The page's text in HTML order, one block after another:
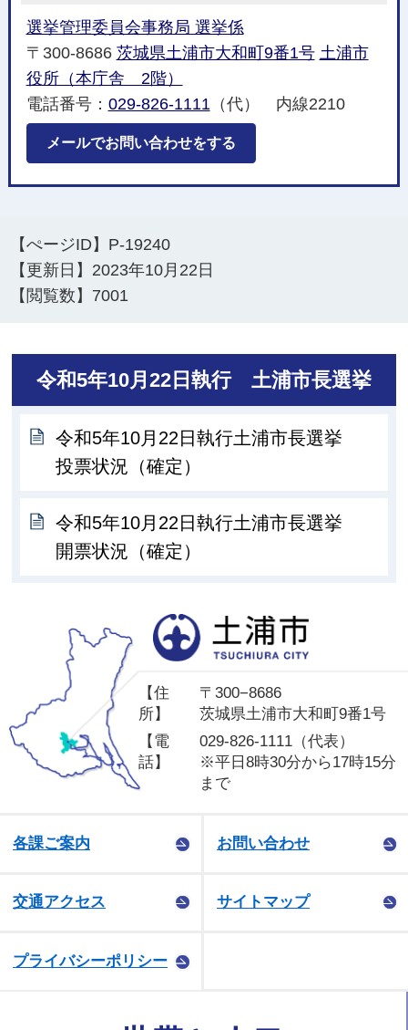
選挙管理委員会事務局 選挙係
〒300-8686 茨城県土浦市大和町9番1号 土浦市
役所（本庁舎 2階）
電話番号： 029-826-1111（代） 内線2210
メールでお問い合わせをする
【ぺージID】 P-19240
【更新日】 2023年10月22日
【閲覧数】 7001
令和5年10月22日執行 土浦市長選挙
令和5年10月22日執行土浦市長選挙
投票状況（確定）
令和5年10月22日執行土浦市長選挙
開票状況（確定）
【住
所】
〒300−8686
茨城県土浦市大和町9番1号
【電
話】
029-826-1111（代表）
※平日8時30分から17時15分
まで
各課ご案内 お問い合わせ
交通アクセス サイトマップ
プライバシーポリシー